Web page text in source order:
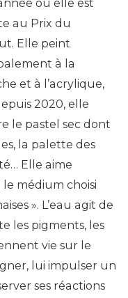
où elle est
au Prix du
Elle peint
à la
et à l’acrylique,
2020, elle
le pastel sec dont
la palette des
Elle aime
le médium choisi
». L’eau agit de
les pigments, les
vie sur le
lui impulser un
ses réactions